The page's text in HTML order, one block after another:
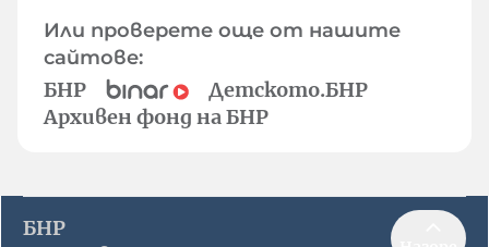
Или проверете още от нашите
сайтове:
БНР
Детското.БНР
Архивен фонд на БНР
БНР